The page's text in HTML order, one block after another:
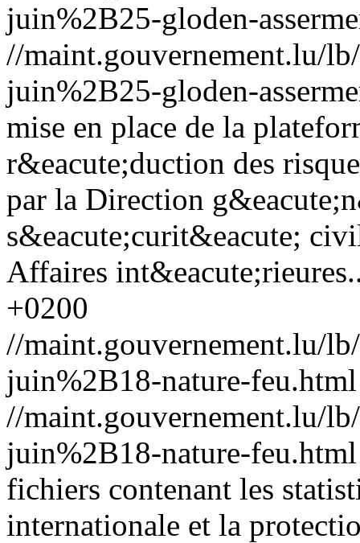
juin%2B25-gloden-
//maint.gouvernement.lu/
juin%2B25-gloden-
mise en place de la
r&eacute;duction des
par la Direction
s&eacute;curit&eacute;
Affaires
+0200
//maint.gouvernement.lu/
juin%2B18-nature-feu.html
//maint.gouvernement.lu/
juin%2B18-nature-feu.html
fichiers contenant les
internationale et la